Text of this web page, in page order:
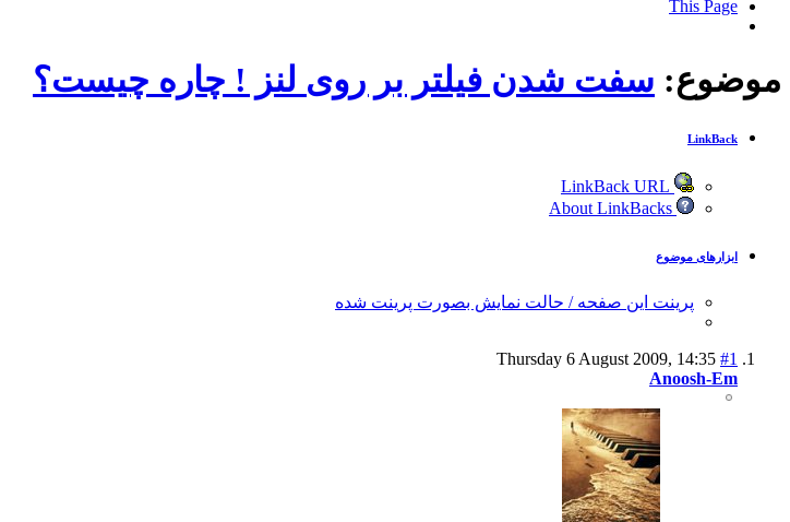
This Page
موضوع: سفت شدن فیلتر بر روی لنز ! چاره چیست؟
LinkBack
ابزارهای موضوع
پرینت این صفحه / حالت نمایش بصورت پرینت شده
Thursday 6 August 2009, 14:35 #1
Anoosh-Em